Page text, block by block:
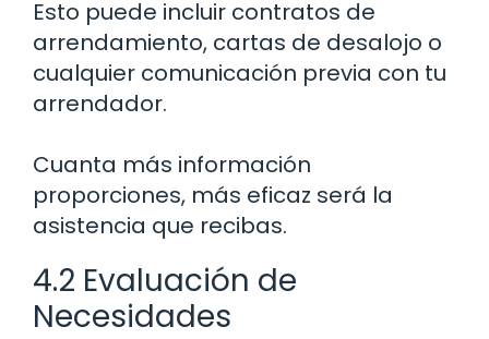
Esto puede incluir contratos de
arrendamiento, cartas de desalojo o
cualquier comunicación previa con tu
arrendador.
Cuanta más información
proporciones, más eficaz será la
asistencia que recibas.
4.2 Evaluación de
Necesidades